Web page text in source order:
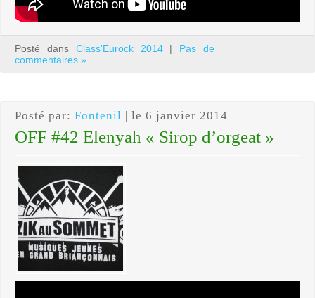
Posté dans Class'Eurock 2014| Pas de
commentaires »
Posté par: Fontenil | le 6 janvier 2014
OFF #42 Elenyah « Sirop d’orgeat »